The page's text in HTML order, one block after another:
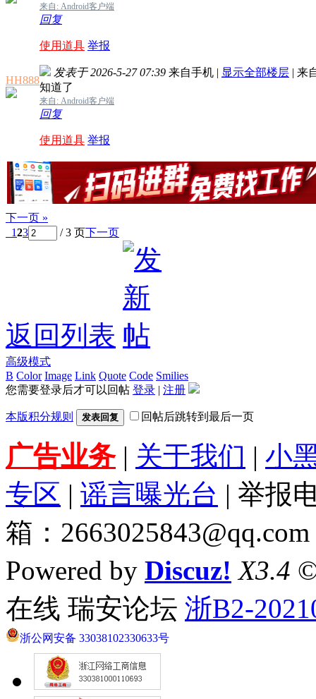
来自: Android客户端
回复
使用道具 举报
HH888
发表于 2026-5-27 07:39 来自手机 | 显示全部楼层 | 来
知道了
来自: Android客户端
回复
使用道具 举报
下一页 »
123 / 3 页下一页
返回列表
高级模式
B Color Image Link Quote Code Smilies
您需要登录后才可以回帖 登录 | 注册
本版积分规则 发表回复 回帖后跳转到最后一页
广告业务| 关于我们 | 小
专区 | 谣言曝光台 | 举报
箱：2663025843@qq.com
Powered by Discuz! X3.4
在线 瑞安论坛 浙B2-
浙公网安备 33038102330633号